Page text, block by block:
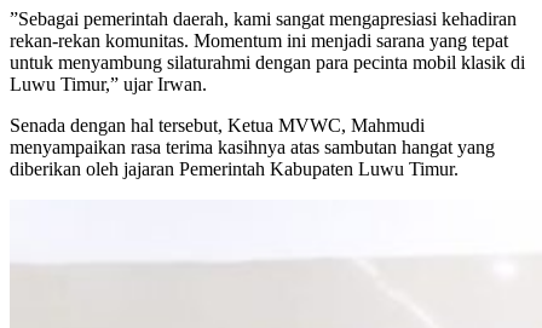
‎”Sebagai pemerintah daerah, kami sangat mengapresiasi kehadiran
rekan-rekan komunitas. Momentum ini menjadi sarana yang tepat
untuk menyambung silaturahmi dengan para pecinta mobil klasik di
Luwu Timur,” ujar Irwan.
‎Senada dengan hal tersebut, Ketua MVWC, Mahmudi
menyampaikan rasa terima kasihnya atas sambutan hangat yang
diberikan oleh jajaran Pemerintah Kabupaten Luwu Timur.